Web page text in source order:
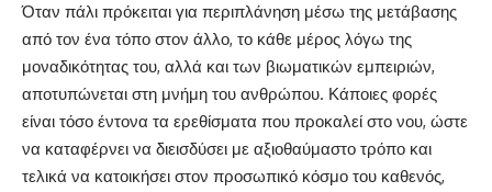
Όταν πάλι πρόκειται για περιπλάνηση μέσω της μετάβασης
από τον ένα τόπο στον άλλο, το κάθε μέρος λόγω της
μοναδικότητας του, αλλά και των βιωματικών εμπειριών,
αποτυπώνεται στη μνήμη του ανθρώπου. Κάποιες φορές
είναι τόσο έντονα τα ερεθίσματα που προκαλεί στο νου, ώστε
να καταφέρνει να διεισδύσει με αξιοθαύμαστο τρόπο και
τελικά να κατοικήσει στον προσωπικό κόσμο του καθενός,